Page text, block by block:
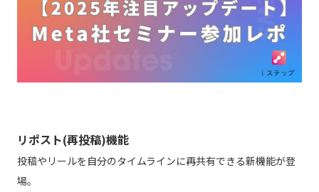
リポスト(再投稿)機能
投稿やリールを自分のタイムラインに再共有できる新機能が登
場。